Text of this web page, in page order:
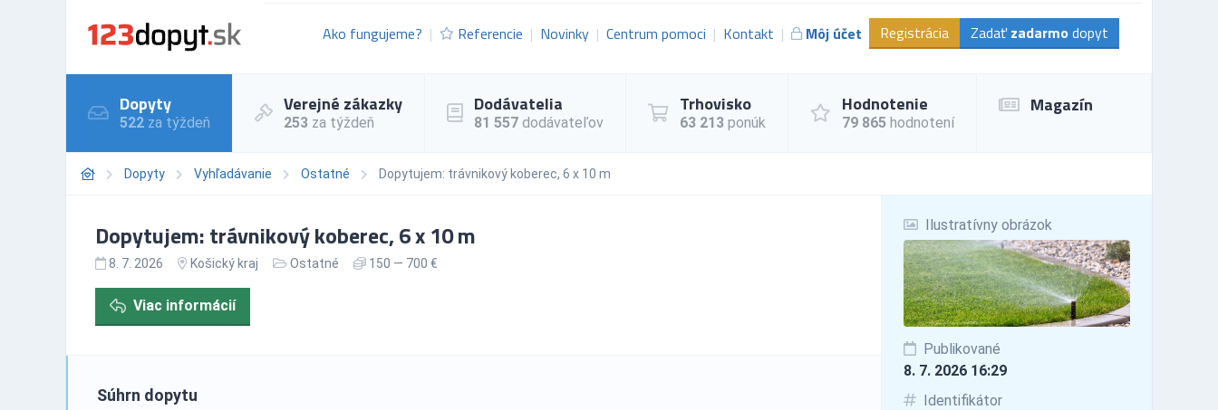
Ako fungujeme? Referencie Novinky Centrum pomoci Kontakt Môj účet Registrácia Zadať zadarmo dopyt
Dopyty
522 za týždeň
Verejné zákazky
253 za týždeň
Dodávatelia
81 557 dodávateľov
Trhovisko
63 213 ponúk
Hodnotenie
79 865 hodnotení
Magazín
Dopyty Vyhľadávanie Ostatné Dopytujem: trávnikový koberec, 6 x 10 m
Ilustratívny obrázok
Publikované
8. 7. 2026 16:29
Identifikátor
Dopytujem: trávnikový koberec, 6 x 10 m
8. 7. 2026 Košický kraj Ostatné 150 — 700 €
Viac informácií
Súhrn dopytu